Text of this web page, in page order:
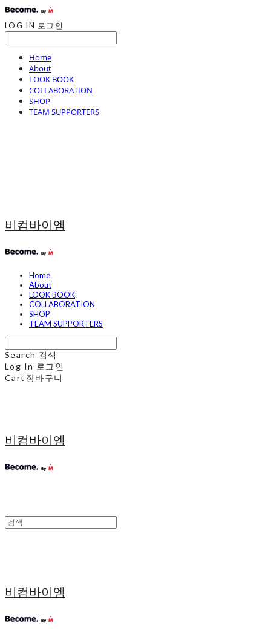
LOG IN 로그인
Home
About
LOOK BOOK
COLLABORATION
SHOP
TEAM SUPPORTERS
비컴바이엠
Home
About
LOOK BOOK
COLLABORATION
SHOP
TEAM SUPPORTERS
Search 검색
Log In 로그인
Cart 장바구니
비컴바이엠
비컴바이엠